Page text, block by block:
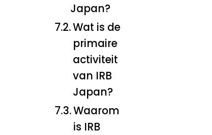
Japan?
Wat is de
primaire
activiteit
van IRB
Japan?
Waarom
is IRB